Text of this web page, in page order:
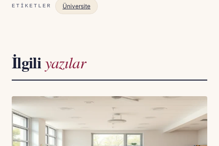
ETIKETLER Üniversite
İlgiliyazılar